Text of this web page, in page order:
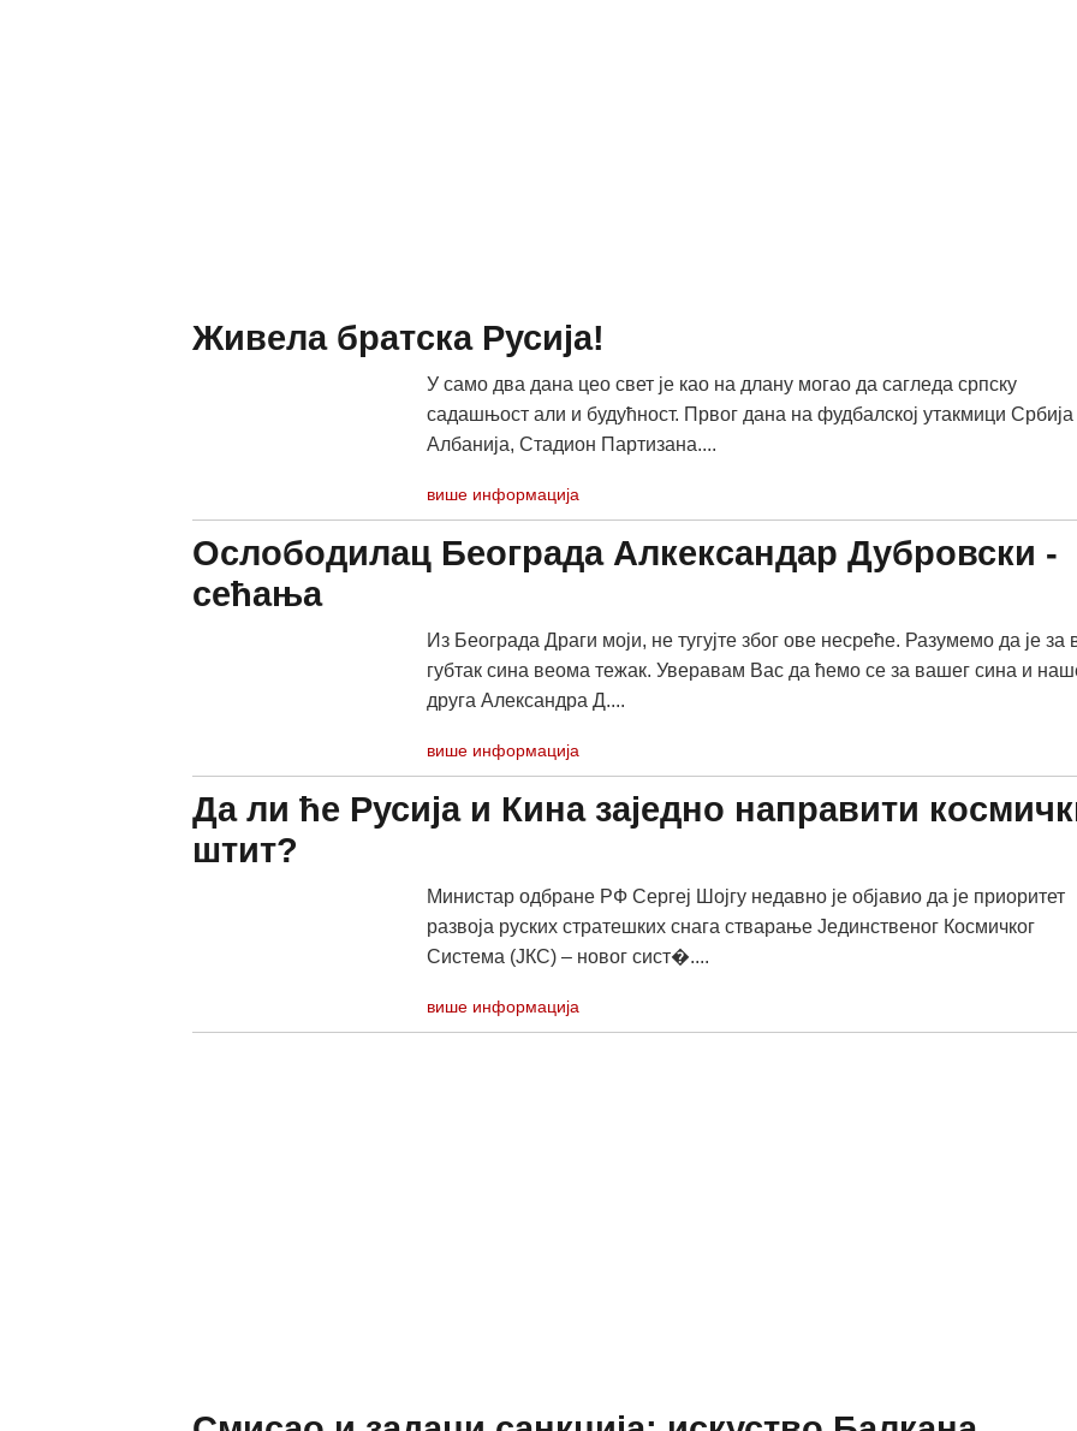
Живела братска Русија!
У само два дана цео свет је као на длану могао да сагледа српску
садашњост али и будућност. Првог дана на фудбалској утакмици Србија
Албанија, Стадион Партизана....
више информација
Ослободилац Београда Алкександар Дубровски -
сећања
Из Београда Драги моји, не тугујте због ове несреће. Разумемо да је за
губтак сина веома тежак. Уверавам Вас да ћемо се за вашег сина и
друга Александра Д....
више информација
Да ли ће Русија и Кина заједно направити
штит?
Министар одбране РФ Сергеј Шојгу недавно је објавио да је приоритет
развоја руских стратешких снага стварање Јединственог Космичког
Система (ЈКС) – новог сист�....
више информација